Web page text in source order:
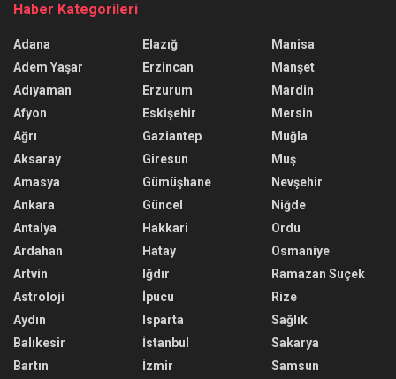
Haber Kategorileri
Adana
Adem Yaşar
Adıyaman
Afyon
Ağrı
Aksaray
Amasya
Ankara
Antalya
Ardahan
Artvin
Astroloji
Aydın
Balıkesir
Bartın
Elazığ
Erzincan
Erzurum
Eskişehir
Gaziantep
Giresun
Gümüşhane
Güncel
Hakkari
Hatay
Iğdır
İpucu
Isparta
İstanbul
İzmir
Manisa
Manşet
Mardin
Mersin
Muğla
Muş
Nevşehir
Niğde
Ordu
Osmaniye
Ramazan Suçek
Rize
Sağlık
Sakarya
Samsun